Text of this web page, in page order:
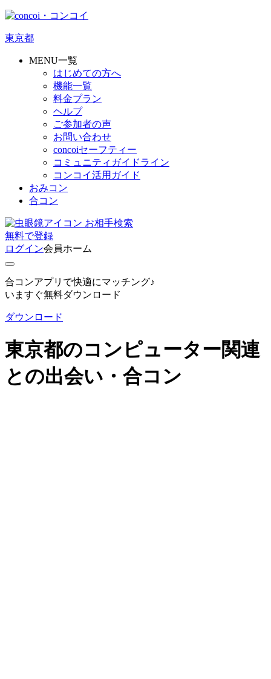
東京都
MENU一覧
はじめての方へ
機能一覧
料金プラン
ヘルプ
ご参加者の声
お問い合わせ
concoiセーフティー
コミュニティガイドライン
コンコイ活用ガイド
おみコン
合コン
お相手検索
無料で登録
ログイン会員ホーム
合コンアプリで快適にマッチング♪
いますぐ無料ダウンロード
ダウンロード
東京都のコンピューター関連
との出会い・合コン